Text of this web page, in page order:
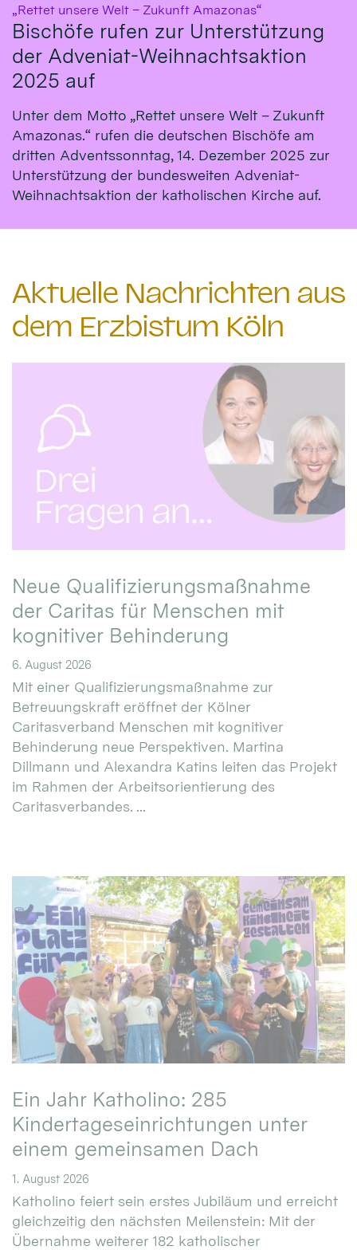
„Rettet unsere Welt – Zukunft Amazonas“
Bischöfe rufen zur Unterstützung
der Adveniat-Weihnachtsaktion
2025 auf
Unter dem Motto „Rettet unsere Welt – Zukunft
Amazonas.“ rufen die deutschen Bischöfe am
dritten Adventssonntag, 14. Dezember 2025 zur
Unterstützung der bundesweiten Adveniat-
Weihnachtsaktion der katholischen Kirche auf.
Aktuelle Nachrichten aus
dem Erzbistum Köln
Neue Qualifizierungsmaßnahme
der Caritas für Menschen mit
kognitiver Behinderung
6. August 2026
Mit einer Qualifizierungsmaßnahme zur
Betreuungskraft eröffnet der Kölner
Caritasverband Menschen mit kognitiver
Behinderung neue Perspektiven. Martina
Dillmann und Alexandra Katins leiten das Projekt
im Rahmen der Arbeitsorientierung des
Caritasverbandes. ...
Ein Jahr Katholino: 285
Kindertageseinrichtungen unter
einem gemeinsamen Dach
1. August 2026
Katholino feiert sein erstes Jubiläum und erreicht
gleichzeitig den nächsten Meilenstein: Mit der
Übernahme weiterer 182 katholischer